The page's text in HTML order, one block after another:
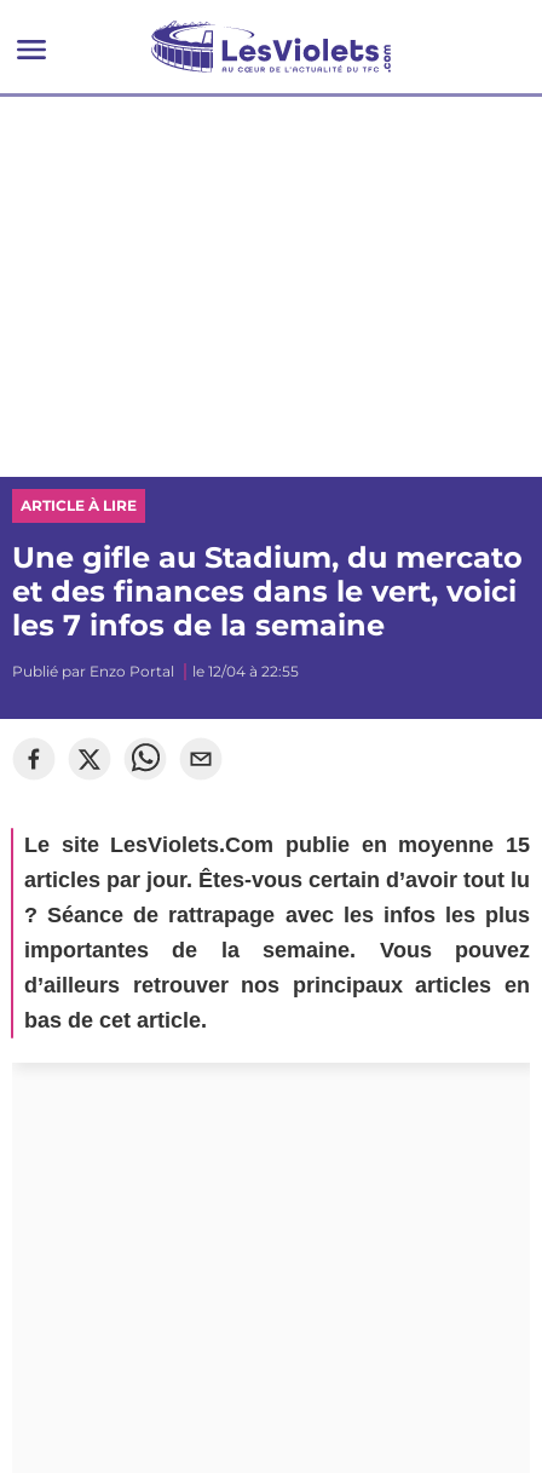
ARTICLE À LIRE
Une gifle au Stadium, du mercato
et des finances dans le vert, voici
les 7 infos de la semaine
Publié par Enzo Portal le 12/04 à 22:55
Le site LesViolets.Com publie en moyenne 15
articles par jour. Êtes-vous certain d’avoir tout lu
? Séance de rattrapage avec les infos les plus
importantes de la semaine. Vous pouvez
d’ailleurs retrouver nos principaux articles en
bas de cet article.